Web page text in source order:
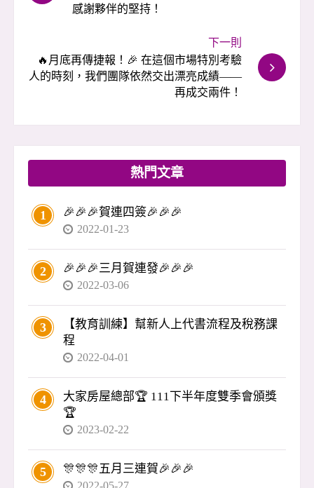
感謝夥伴的堅持！
下一則
🔥月底再傳捷報！🎉 在這個市場特別考驗
人的時刻，我們團隊依然交出漂亮成績——
再成交兩件！
熱門文章
1 🎉🎉🎉賀連四簽🎉🎉🎉
2022-01-23
2 🎉🎉🎉三月賀連發🎉🎉🎉
2022-03-06
3
【教育訓練】幫新人上代書流程及稅務課
程
2022-04-01
4
大家房屋總部🏆 111下半年度雙季會頒獎
🏆
2023-02-22
5 🎊🎊🎊五月三連賀🎉🎉🎉
2022-05-27